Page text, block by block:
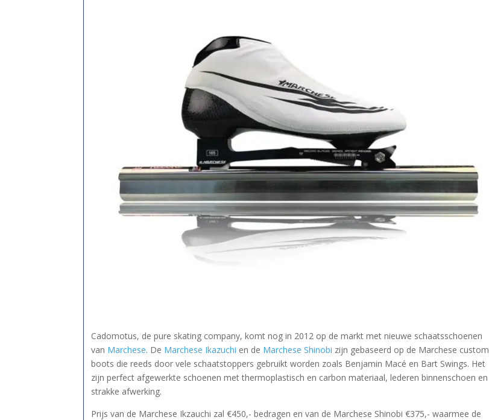
Cadomotus, de pure skating company, komt nog in 2012 op de markt met nieuwe schaatsschoenen
van Marchese. De Marchese Ikazuchi en de Marchese Shinobi zijn gebaseerd op de Marchese custom
boots die reeds door vele schaatstoppers gebruikt worden zoals Benjamin Macé en Bart Swings. Het
zijn perfect afgewerkte schoenen met thermoplastisch en carbon materiaal, lederen binnenschoen en
strakke afwerking.
Prijs van de Marchese Ikzauchi zal €450,- bedragen en van de Marchese Shinobi €375,- waarmee de